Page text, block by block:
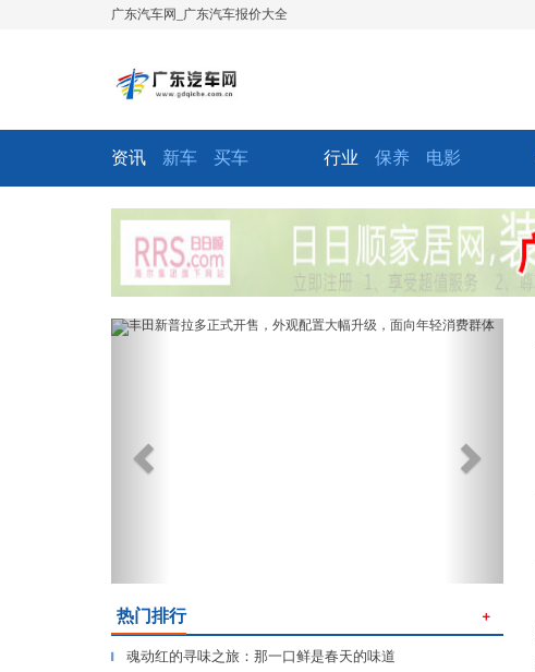
广东汽车网_广东汽车报价大全
资讯 新车 买车 行业 保养 电影
Previous Next
热门排行 ＋
▎ 魂动红的寻味之旅：那一口鲜是春天的味道